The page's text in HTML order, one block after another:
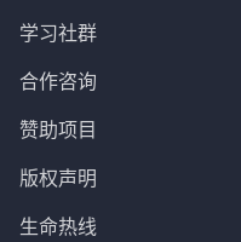
学习社群
合作咨询
赞助项目
版权声明
生命热线